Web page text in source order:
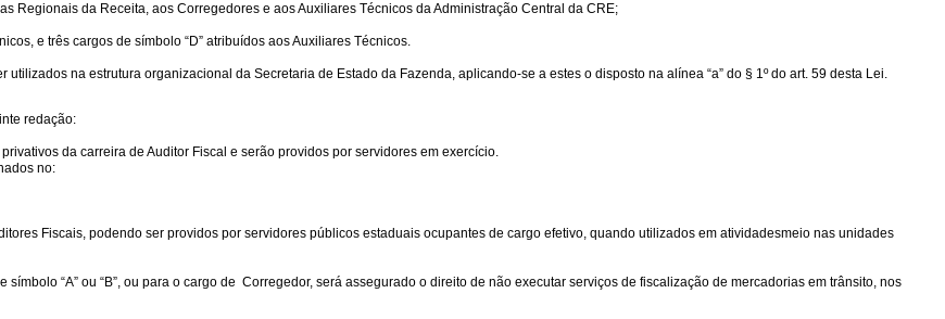
Regionais da Receita, aos Corregedores e aos Auxiliares Técnicos da Administração Central da CRE;
e três cargos de símbolo “D” atribuídos aos Auxiliares Técnicos.
na estrutura organizacional da Secretaria de Estado da Fazenda, aplicando-se a estes o disposto na alínea “a” do § 1º do art. 59 desta Lei.
redação:
da carreira de Auditor Fiscal e serão providos por servidores em exercício.
no:
Fiscais, podendo ser providos por servidores públicos estaduais ocupantes de cargo efetivo, quando utilizados em atividadesmeio nas unidades
“A” ou “B”, ou para o cargo de Corregedor, será assegurado o direito de não executar serviços de fiscalização de mercadorias em trânsito, nos